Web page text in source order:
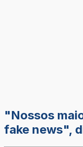
"Nossos
fake news",